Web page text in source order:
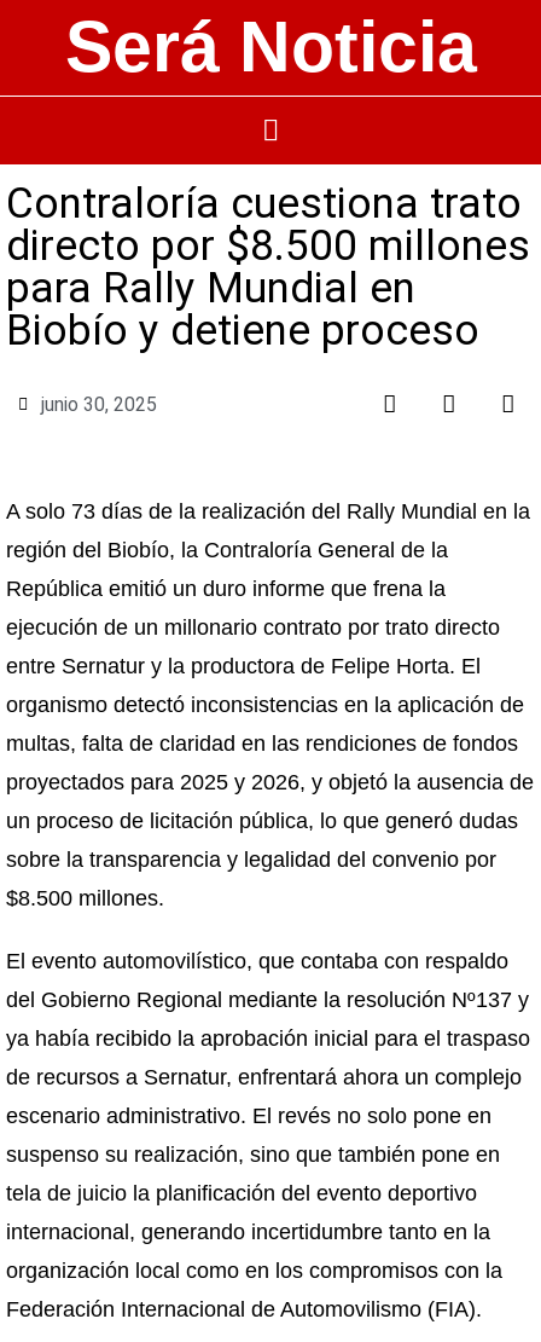
Será Noticia
Contraloría cuestiona trato
directo por $8.500 millones
para Rally Mundial en
Biobío y detiene proceso
junio 30, 2025
A solo 73 días de la realización del Rally Mundial en la
región del Biobío, la Contraloría General de la
República emitió un duro informe que frena la
ejecución de un millonario contrato por trato directo
entre Sernatur y la productora de Felipe Horta. El
organismo detectó inconsistencias en la aplicación de
multas, falta de claridad en las rendiciones de fondos
proyectados para 2025 y 2026, y objetó la ausencia de
un proceso de licitación pública, lo que generó dudas
sobre la transparencia y legalidad del convenio por
$8.500 millones.
El evento automovilístico, que contaba con respaldo
del Gobierno Regional mediante la resolución Nº137 y
ya había recibido la aprobación inicial para el traspaso
de recursos a Sernatur, enfrentará ahora un complejo
escenario administrativo. El revés no solo pone en
suspenso su realización, sino que también pone en
tela de juicio la planificación del evento deportivo
internacional, generando incertidumbre tanto en la
organización local como en los compromisos con la
Federación Internacional de Automovilismo (FIA).